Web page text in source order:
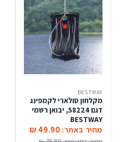
BESTWAY
מקלחון סולארי לקמפינג
דגם 58224, יבואן רשמי
BESTWAY
מחיר באתר: 49.90 ₪